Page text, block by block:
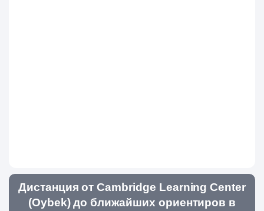
Дистанция от Cambridge Learning Center
(Oybek) до ближайших ориентиров в